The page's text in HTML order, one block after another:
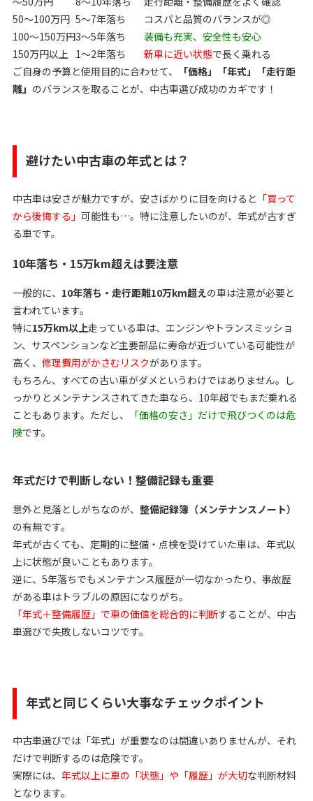
50〜100万円 5〜7年落ち
コスパと品質のバランスが◎
100〜150万円3〜5年落ち
装備も充実、安全性も安心
150万円以上 1〜2年落ち 新車に近い状態で長く乗れる
ご自身の予算と使用目的に合わせて、
「価格」「年式」「走行距
離」 のバランスを取ることが、中古車選び成功のカギです！
避けたい中古車の年式とは？
中古車は安さが魅力ですが、安さばかりに目を向けると 「買って
から後悔する」 可能性も…。特に注意したいのが、年式が古すぎ
る車です。
10年落ち・15万km超えは要注意
一般的に、 10年落ち・走行距離10万km超えの車は注意が必要と
言われています。
特に15万km以上走っている車は、エンジンやトランスミッショ
ン、サスペンションなど主要部品に寿命が近づいている可能性が
高く、 修理費用がかさむリスクがあります。
もちろん、すべての古い車がダメというわけではありません。し
っかりとメンテナンスされてきた車なら、10年超でもまだ乗れる
こともあります。ただし、
「価格の安さ」だけで飛びつくのは危
険です。
年式だけで判断しない！整備記録も重要
意外と見落としがちなのが、 整備記録簿（メンテナンスノート）
の有無です。
年式が古くても、定期的に整備・点検を受けていた車は、年式以
上に状態が良いこともあります。
逆に、5年落ちでもメンテナンス履歴が一切なかったり、事故歴
がある車はトラブルの原因になりがち。
「年式＋整備履歴」で車の価値を総合的に判断することが、中古
車選びで失敗しないコツです。
年式と同じくらい大事なチェックポイント
中古車選びでは「年式」が重要なのは間違いありませんが、それ
だけで判断するのは危険です。
実際には、 年式以上に車の「状態」や「履歴」が大切な判断材料
となります。